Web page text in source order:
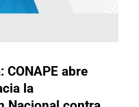
CONAPE abre
la